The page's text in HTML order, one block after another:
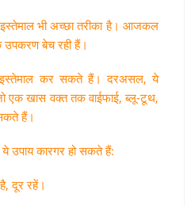
इस्तेमाल भी अच्छा तरीका है। आजकल
उपकरण बेच रही हैं।
इस्तेमाल कर सकते हैं। दरअसल, ये
एक खास वक्त तक वाईफाई, ब्लू-टूथ,
हैं।
उपाय कारगर हो सकते हैं:
दूर रहें।